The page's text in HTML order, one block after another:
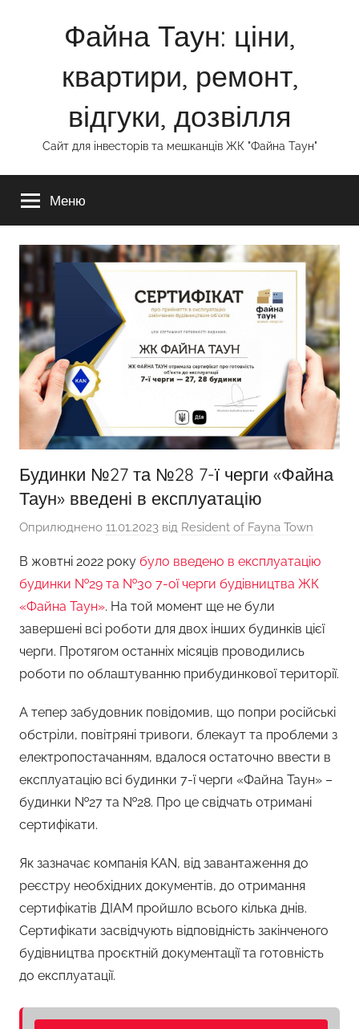
Файна Таун: ціни,
квартири, ремонт,
відгуки, дозвілля
Сайт для інвесторів та мешканців ЖК "Файна Таун"
Меню
Будинки №27 та №28 7-ї черги «Файна
Таун» введені в експлуатацію
Оприлюднено 11.01.2023 від Resident of Fayna Town
В жовтні 2022 року було введено в експлуатацію
будинки №29 та №30 7-ої черги будівництва ЖК
«Файна Таун». На той момент ще не були
завершені всі роботи для двох інших будинків цієї
черги. Протягом останніх місяців проводились
роботи по облаштуванню прибудинкової території.
А тепер забудовник повідомив, що попри російські
обстріли, повітряні тривоги, блекаут та проблеми з
електропостачанням, вдалося остаточно ввести в
експлуатацію всі будинки 7-ї черги «Файна Таун» –
будинки №27 та №28. Про це свідчать отримані
сертифікати.
Як зазначає компанія KAN, від завантаження до
реєстру необхідних документів, до отримання
сертифікатів ДІАМ пройшло всього кілька днів.
Сертифікати засвідчують відповідність закінченого
будівництва проєктній документації та готовність
до експлуатації.